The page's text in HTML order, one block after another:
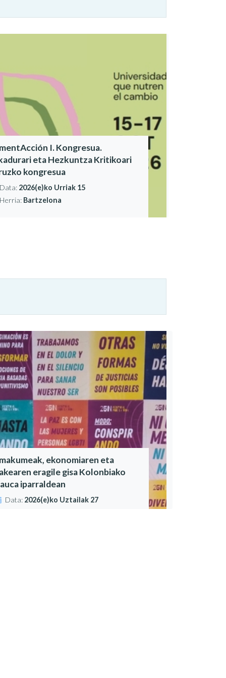
I. Kongresua.
eta Hezkuntza Kritikoari
kongresua
Data: 2026(e)ko Urriak 15
Herria: Bartzelona
ekonomiaren eta
eragile gisa Kolonbiako
iparraldean
Data: 2026(e)ko Uztailak 27